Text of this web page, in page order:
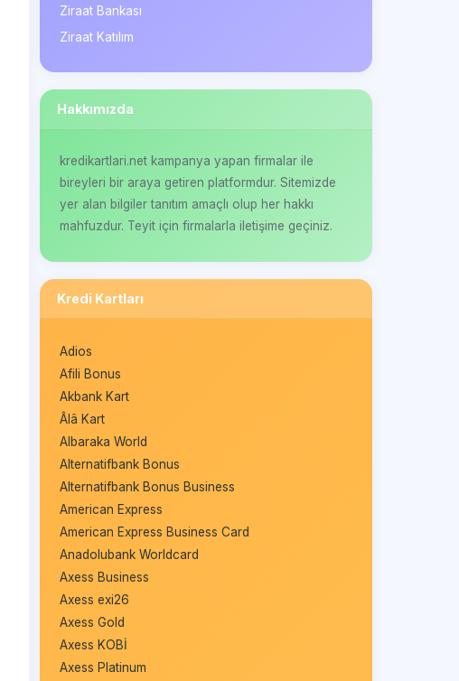
Ziraat Bankası
Ziraat Katılım
Hakkımızda
kredikartlari.net kampanya yapan firmalar ile
bireyleri bir araya getiren platformdur. Sitemizde
yer alan bilgiler tanıtım amaçlı olup her hakkı
mahfuzdur. Teyit için firmalarla iletişime geçiniz.
Kredi Kartları
Adios
Afili Bonus
Akbank Kart
Âlâ Kart
Albaraka World
Alternatifbank Bonus
Alternatifbank Bonus Business
American Express
American Express Business Card
Anadolubank Worldcard
Axess Business
Axess exi26
Axess Gold
Axess KOBİ
Axess Platinum